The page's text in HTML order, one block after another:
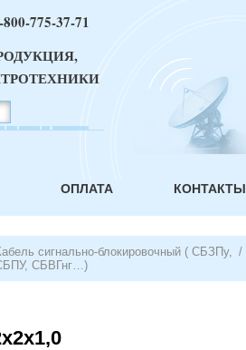
800-775-37-71
ОПЛАТА КОНТАКТЫ
сигнально-блокировочный ( СБЗПу,
СБВГнг…)
/